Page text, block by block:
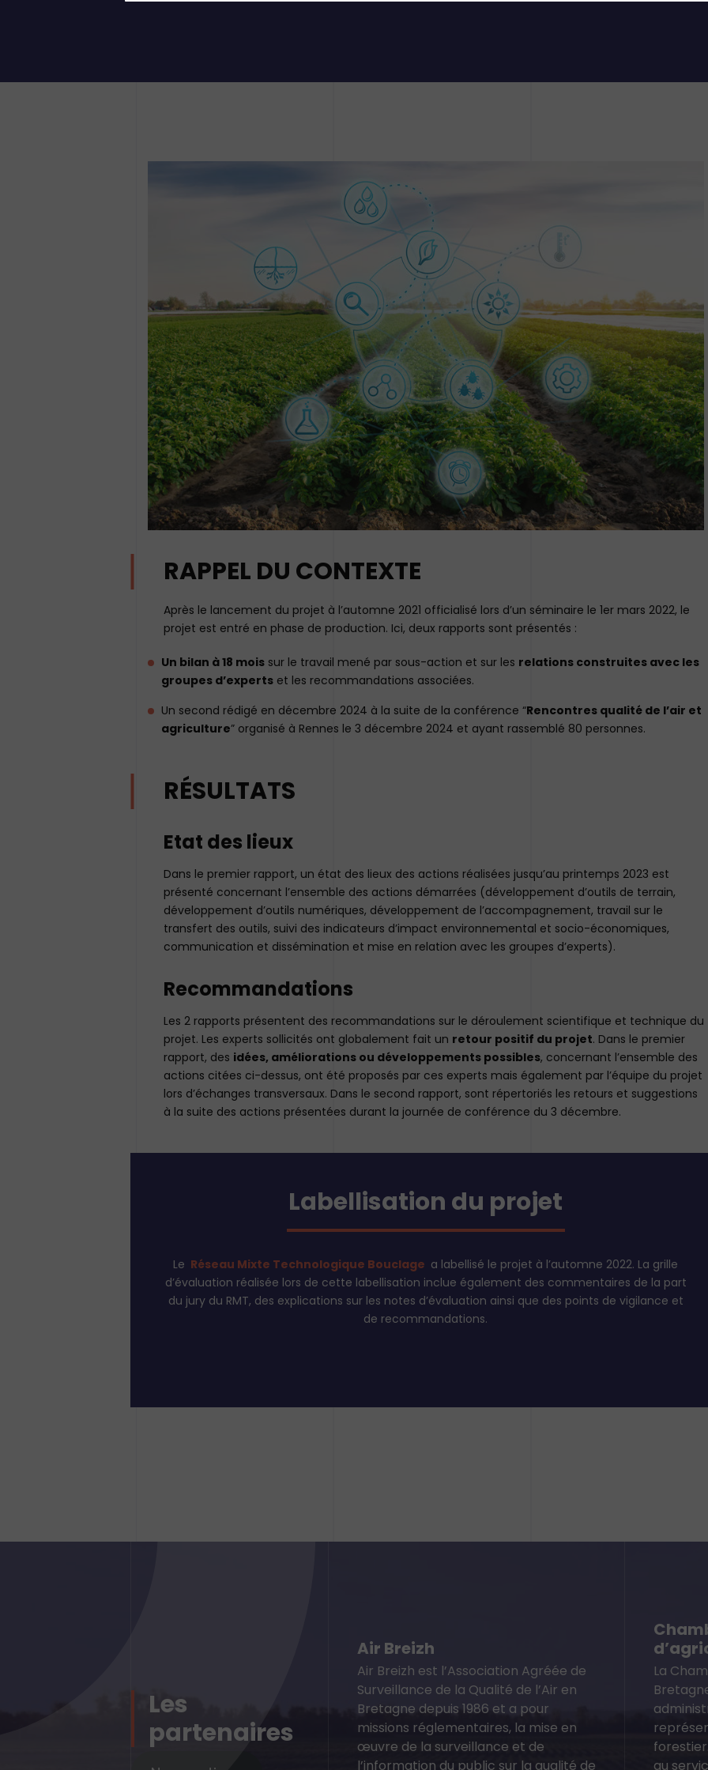
RAPPEL DU CONTEXTE
Après le lancement du projet à l’automne 2021 officialisé lors d’un séminaire le 1er mars 2022, le
projet est entré en phase de production. Ici, deux rapports sont présentés :
Un bilan à 18 mois sur le travail mené par sous-action et sur les relations construites avec les
groupes d’experts et les recommandations associées.
Un second rédigé en décembre 2024 à la suite de la conférence “Rencontres qualité de l’air et
agriculture” organisé à Rennes le 3 décembre 2024 et ayant rassemblé 80 personnes.
RÉSULTATS
Etat des lieux
Dans le premier rapport, un état des lieux des actions réalisées jusqu’au printemps 2023 est
présenté concernant l’ensemble des actions démarrées (développement d’outils de terrain,
développement d’outils numériques, développement de l’accompagnement, travail sur le
transfert des outils, suivi des indicateurs d’impact environnemental et socio-économiques,
communication et dissémination et mise en relation avec les groupes d’experts).
Recommandations
Les 2 rapports présentent des recommandations sur le déroulement scientifique et technique du
projet. Les experts sollicités ont globalement fait un retour positif du projet. Dans le premier
rapport, des idées, améliorations ou développements possibles, concernant l’ensemble des
actions citées ci-dessus, ont été proposés par ces experts mais également par l’équipe du projet
lors d’échanges transversaux. Dans le second rapport, sont répertoriés les retours et suggestions
à la suite des actions présentées durant la journée de conférence du 3 décembre.
Labellisation du projet
Le Réseau Mixte Technologique Bouclage a labellisé le projet à l’automne 2022. La grille
d’évaluation réalisée lors de cette labellisation inclue également des commentaires de la part
du jury du RMT, des explications sur les notes d’évaluation ainsi que des points de vigilance et
de recommandations.
Les
partenaires
Air Breizh
Air Breizh est l’Association Agréée de
Surveillance de la Qualité de l’Air en
Bretagne depuis 1986 et a pour
missions réglementaires, la mise en
œuvre de la surveillance et de
l’information du public sur la qualité de
La
au